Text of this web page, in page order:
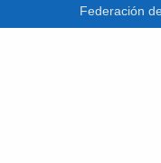
Federación